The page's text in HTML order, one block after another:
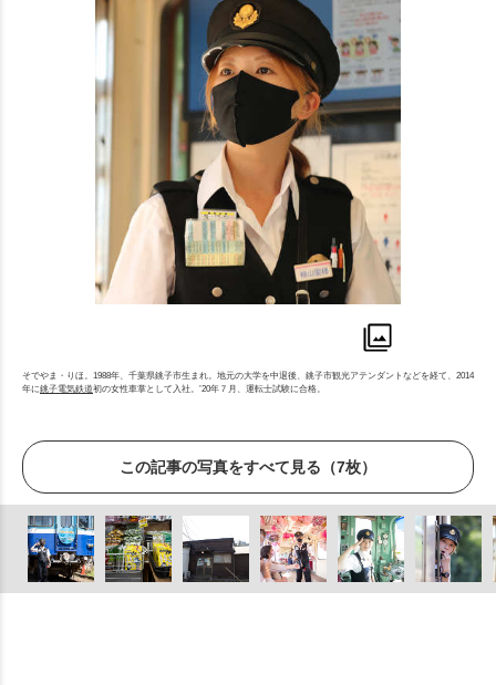
そでやま・りほ。1988年、千葉県銚子市生まれ。地元の大学を中退後、銚子市観光アテンダントなどを経て、2014
年に銚子電気鉄道初の女性車掌として入社。’20年７月、運転士試験に合格。
この記事の写真をすべて見る（7枚）